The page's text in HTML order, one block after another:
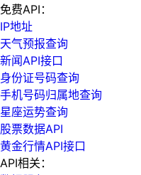
免费API：
IP地址
天气预报查询
新闻API接口
身份证号码查询
手机号码归属地查询
星座运势查询
股票数据API
黄金行情API接口
API相关：